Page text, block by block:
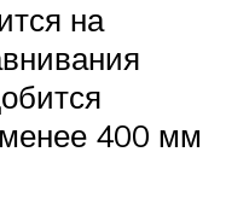
на
400 мм